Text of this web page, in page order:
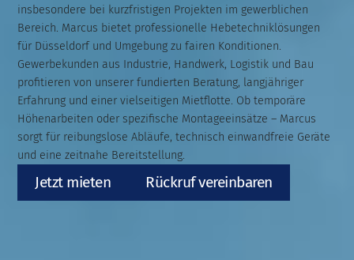
insbesondere bei kurzfristigen Projekten im gewerblichen
Bereich. Marcus bietet professionelle Hebetechniklösungen
für Düsseldorf und Umgebung zu fairen Konditionen.
Gewerbekunden aus Industrie, Handwerk, Logistik und Bau
profitieren von unserer fundierten Beratung, langjähriger
Erfahrung und einer vielseitigen Mietflotte. Ob temporäre
Höhenarbeiten oder spezifische Montageeinsätze – Marcus
sorgt für reibungslose Abläufe, technisch einwandfreie Geräte
und eine zeitnahe Bereitstellung.
Jetzt mieten Rückruf vereinbaren